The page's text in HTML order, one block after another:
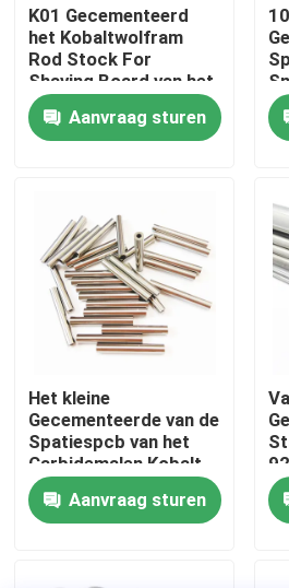
Producten
Ongeveer ons
Kwaliteitscontrole
Contacteer ons
Verzoek om een Citaat
de staaf van het
K01 Gecementeerd
het Kobaltwolfram
Rod Stock For
Shaving Board van het
Carbide Scherp
Hulpmiddel 3%
Aanvraag sturen
Het kleine
Gecementeerde van de
Spatiespcb van het
Carbidemalen Kobalt
van de Boorbeetjes 8%
Aanvraag sturen